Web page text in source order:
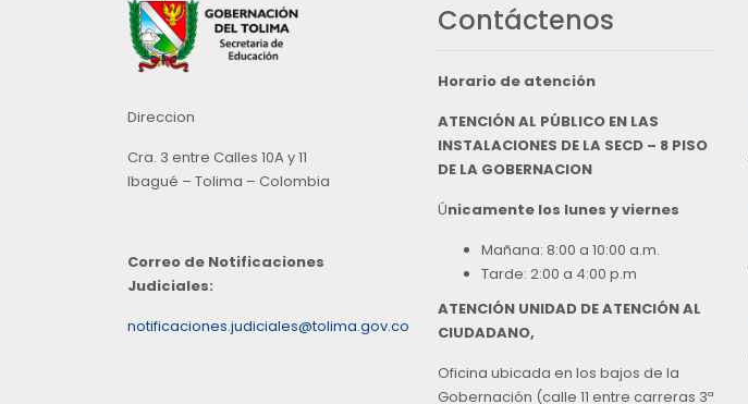
Direccion
Cra. 3 entre Calles 10A y 11
Ibagué – Tolima – Colombia
Correo de Notificaciones
Judiciales:
notificaciones.judiciales@tolima.gov.co
Contáctenos
Horario de atención
ATENCIÓN AL PÚBLICO EN LAS
INSTALACIONES DE LA SECD – 8 PISO
DE LA GOBERNACION
Únicamente los lunes y viernes
Mañana: 8:00 a 10:00 a.m.
Tarde: 2:00 a 4:00 p.m
ATENCIÓN UNIDAD DE ATENCIÓN AL
CIUDADANO,
Oficina ubicada en los bajos de la
Gobernación (calle 11 entre carreras 3ª